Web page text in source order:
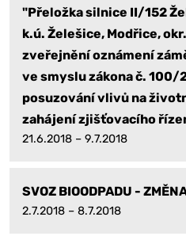
"Přeložka silnice II/152
k.ú. Želešice, Modřice,
zveřejnění oznámení
ve smyslu zákona č. 100/
posuzování vlivů na
zahájení zjišťovacího
21.6.2018 – 9.7.2018
SVOZ BIOODPADU -
2.7.2018 – 8.7.2018